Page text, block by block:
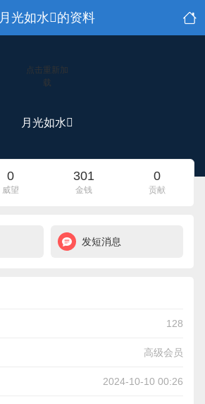
月光如水的资料
点击重新加
载
月光如水
0
威望
301
金钱
0
贡献
发短消息
128
高级会员
2024-10-10 00:26